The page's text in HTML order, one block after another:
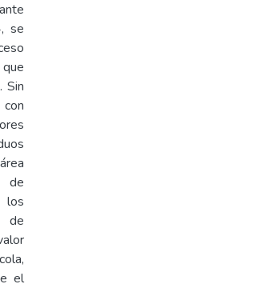
se
Sin
de
los
de
el